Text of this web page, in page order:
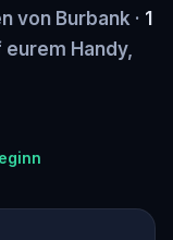
von Burbank · 1
Handy,